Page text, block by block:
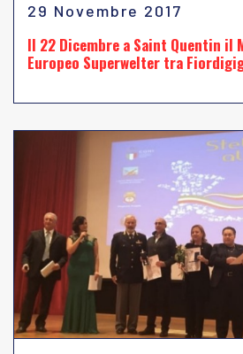
29 Novembre 2017
Il 22 Dicembre a Saint Quentin il
Europeo Superwelter tra